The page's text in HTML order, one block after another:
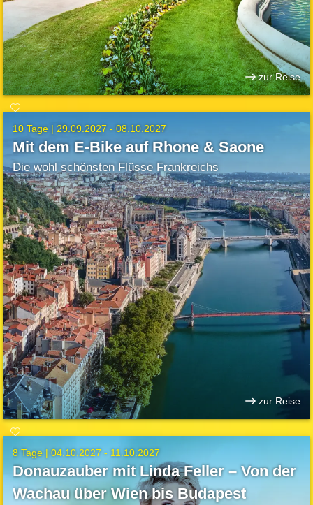
zur Reise
10 Tage | 29.09.2027 - 08.10.2027
Mit dem E-Bike auf Rhone & Saone
Die wohl schönsten Flüsse Frankreichs
zur Reise
8 Tage |04.10.2027 - 11.10.2027
Donauzauber mit Linda Feller – Von der
Wachau über Wien bis Budapest